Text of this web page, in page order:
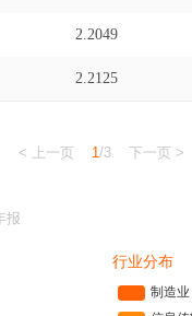
2.2049
2.2125
< 上一页 1/3 下一页 >
报
行业分布